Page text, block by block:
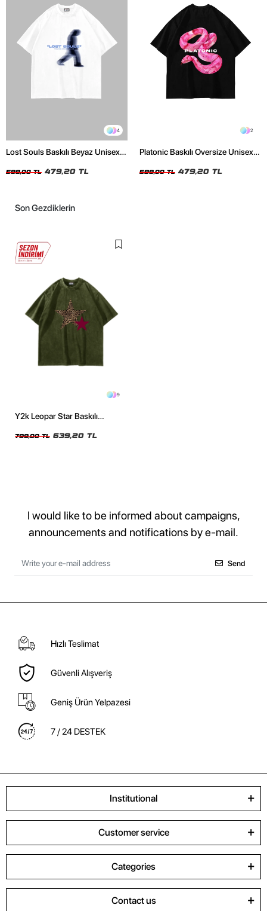
4
Lost Souls Baskılı Beyaz Unisex
599,00 TL 479,20 TL
2
Platonic Baskılı Oversize Unisex
599,00 TL 479,20 TL
Son Gezdiklerin
9
Y2k Leopar Star Baskılı
Tshirt
799,00 TL 639,20 TL
I would like to be informed about campaigns,
announcements and notifications by e-mail.
Send
Hızlı Teslimat
Güvenli Alışveriş
Geniş Ürün Yelpazesi
7 / 24 DESTEK
Institutional
Customer service
Categories
Contact us